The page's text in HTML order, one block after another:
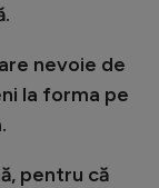
nevoie de
la forma pe
pentru că